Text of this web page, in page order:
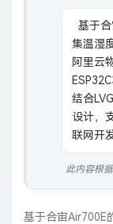
集温湿
阿里云
结合
设计，
联网开
此内容根
基于合宙Air700E